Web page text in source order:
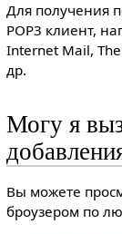
Для получения
POP3 клиент,
Internet Mail,
др.
Могу я
Вы можете
броузером по